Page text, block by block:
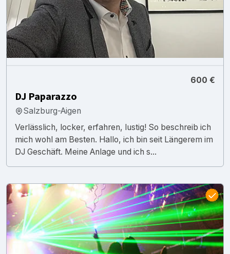
600 €
DJ Paparazzo
Salzburg-Aigen
Verlässlich, locker, erfahren, lustig! So beschreib ich
mich wohl am Besten. Hallo, ich bin seit Längerem im
DJ Geschäft. Meine Anlage und ich s...